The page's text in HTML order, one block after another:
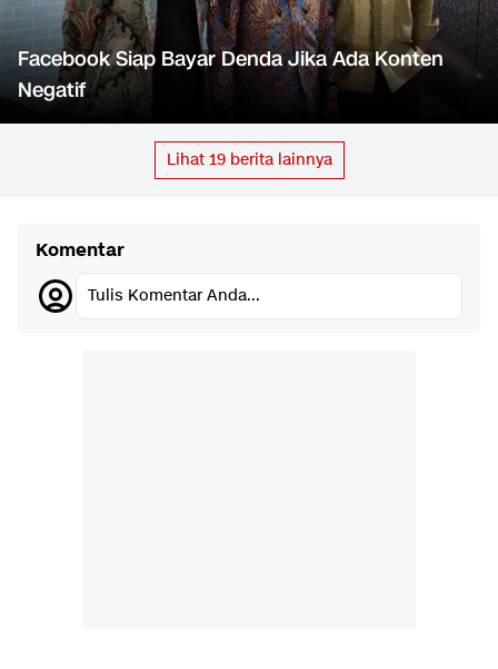
Facebook Siap Bayar Denda Jika Ada Konten
Negatif
Lihat 19berita lainnya
Komentar
Tulis Komentar Anda...